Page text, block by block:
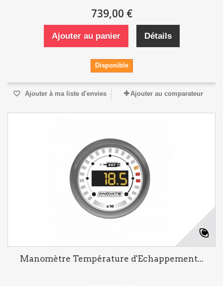
739,00 €
Ajouter au panier Détails
Disponible
Ajouter à ma liste d'envies Ajouter au comparateur
Manomètre Température d'Echappement...